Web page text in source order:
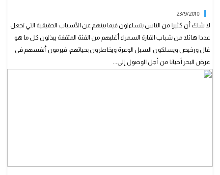
23/9/2010
لا شك أن كثيرا من الناس يتساءلون فيما بينهم عن الأسباب الحقيقية التي تجعل
عددا هائلا من شباب القارة السمراء أغلبهم من الفئة المثقفة يبذلون كل ما هو
غال ورخيص ويسلكون السبل الوعرة ويخاطرون بحياتهم، فيرمون أنفسهم في
عرض البحر أحيانا من أجل الوصول إلى...